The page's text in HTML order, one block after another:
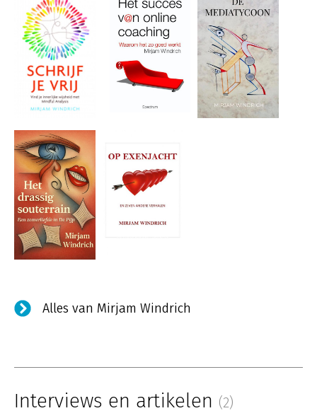
Alles van Mirjam Windrich
Interviews en artikelen (2)